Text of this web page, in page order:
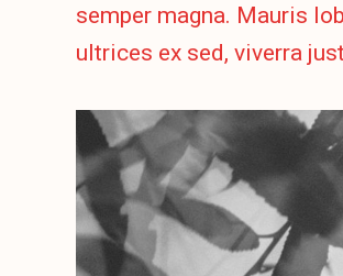
semper magna. Mauris
ultrices ex sed, viverra